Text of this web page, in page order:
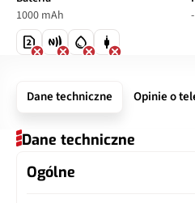
1000 mAh
-
Dane techniczne Opinie o
Dane techniczne
Ogólne